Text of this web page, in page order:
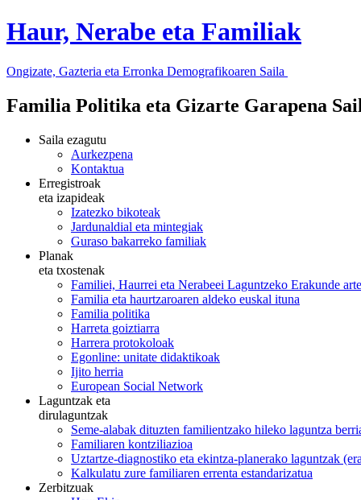
Haur, Nerabe eta Familiak
Ongizate, Gazteria eta Erronka Demografikoaren Saila
Familia Politika eta Gizarte Garapena
Saila ezagutu
Aurkezpena
Kontaktua
Erregistroak
eta izapideak
Izatezko bikoteak
Jardunaldial eta mintegiak
Guraso bakarreko familiak
Planak
eta txostenak
Familiei, Haurrei eta Nerabeei Laguntzeko Erakunde
Familia eta haurtzaroaren aldeko euskal ituna
Familia politika
Harreta goiztiarra
Harrera protokoloak
Egonline: unitate didaktikoak
Ijito herria
European Social Network
Laguntzak eta
dirulaguntzak
Seme-alabak dituzten familientzako hileko laguntza
Familiaren kontziliazioa
Uztartze-diagnostiko eta ekintza-planerako laguntzak
Kalkulatu zure familiaren errenta estandarizatua
Zerbitzuak